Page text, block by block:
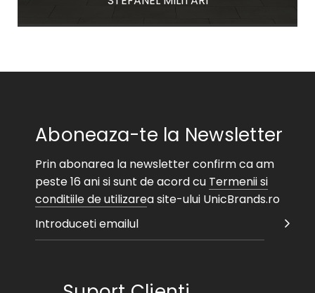
Aboneaza-te la Newsletter
Prin abonarea la newsletter confirm ca am
peste 16 ani si sunt de acord cu Termenii si
conditiile de utilizarea site-ului UnicBrands.ro